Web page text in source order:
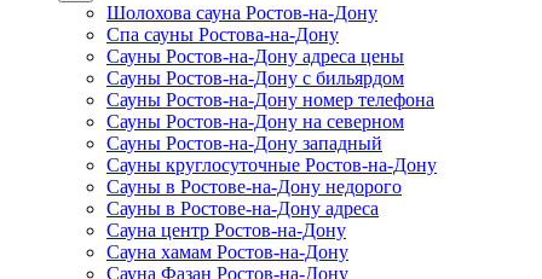
Шолохова сауна Ростов-на-Дону
Спа сауны Ростова-на-Дону
Сауны Ростов-на-Дону адреса цены
Сауны Ростов-на-Дону с бильярдом
Сауны Ростов-на-Дону номер телефона
Сауны Ростов-на-Дону на северном
Сауны Ростов-на-Дону западный
Сауны круглосуточные Ростов-на-Дону
Сауны в Ростове-на-Дону недорого
Сауны в Ростове-на-Дону адреса
Сауна центр Ростов-на-Дону
Сауна хамам Ростов-на-Дону
Сауна Фазан Ростов-на-Дону